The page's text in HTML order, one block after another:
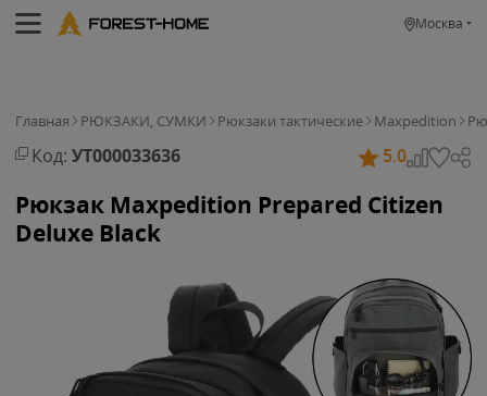
Москва
Главная РЮКЗАКИ, СУМКИ Рюкзаки тактические Maxpedition
Код: УТ000033636 5.0
Рюкзак Maxpedition Prepared Citizen
Deluxe Black